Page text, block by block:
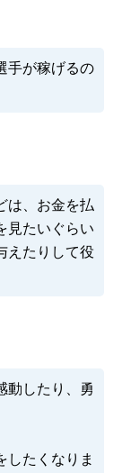
手が稼げるの
は、お金を払
見たいぐらい
えたりして役
動したり、勇
したくなりま